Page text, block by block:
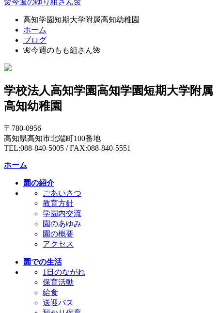
高知学園短期大学附属高知幼稚園
ホーム
ブログ
🌺今週のもも組さん🌺
学校法人高知学園高知学園短期大学附属
高知幼稚園
〒780-0956
高知県高知市北端町100番地
TEL:088-840-5005 / FAX:088-840-5551
ホーム
園の紹介
ごあいさつ
教育方針
学園内交流
園のあゆみ
園の概要
アクセス
園での生活
1日のながれ
保育活動
給食
送迎バス